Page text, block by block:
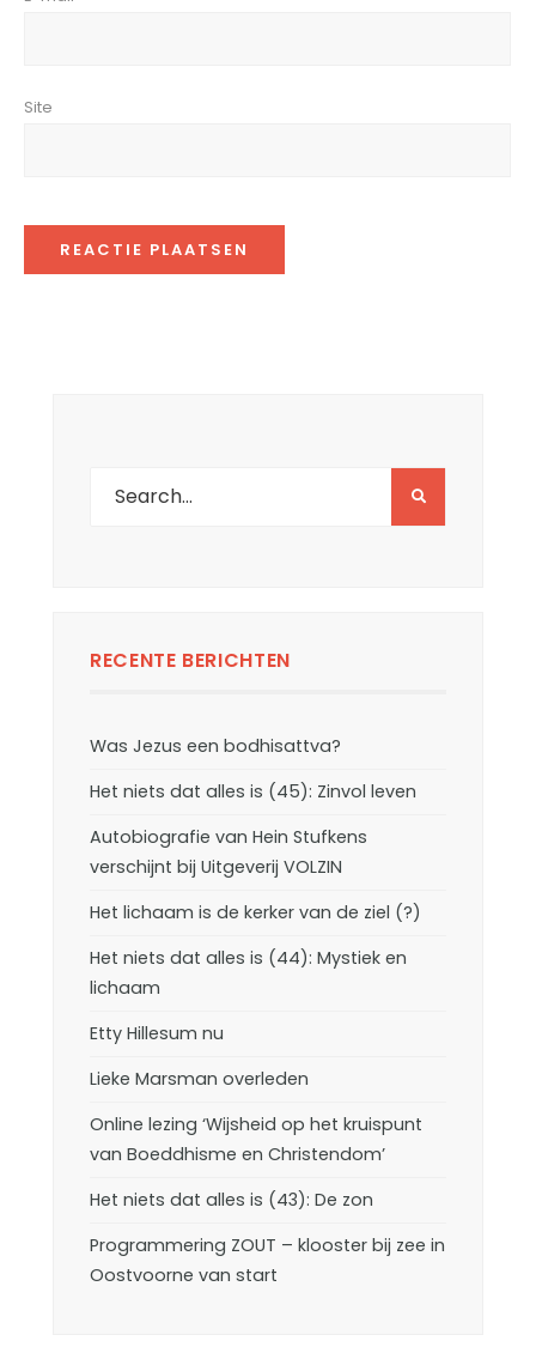
Site
RECENTE BERICHTEN
Was Jezus een bodhisattva?
Het niets dat alles is (45): Zinvol leven
Autobiografie van Hein Stufkens
verschijnt bij Uitgeverij VOLZIN
Het lichaam is de kerker van de ziel (?)
Het niets dat alles is (44): Mystiek en
lichaam
Etty Hillesum nu
Lieke Marsman overleden
Online lezing ‘Wijsheid op het kruispunt
van Boeddhisme en Christendom’
Het niets dat alles is (43): De zon
Programmering ZOUT – klooster bij zee in
Oostvoorne van start